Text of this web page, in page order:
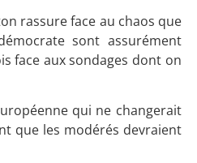
rassure face au chaos que
sont assurément
face aux sondages dont on
qui ne changerait
que les modérés devraient